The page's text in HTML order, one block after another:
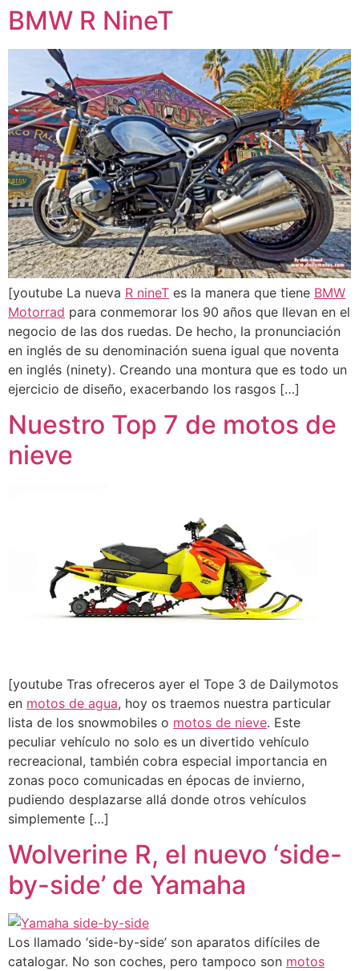
BMW R NineT
[youtube La nueva R nineT es la manera que tiene BMW
Motorrad para conmemorar los 90 años que llevan en el
negocio de las dos ruedas. De hecho, la pronunciación
en inglés de su denominación suena igual que noventa
en inglés (ninety). Creando una montura que es todo un
ejercicio de diseño, exacerbando los rasgos […]
Nuestro Top 7 de motos de
nieve
[youtube Tras ofreceros ayer el Tope 3 de Dailymotos
en motos de agua, hoy os traemos nuestra particular
lista de los snowmobiles o motos de nieve. Este
peculiar vehículo no solo es un divertido vehículo
recreacional, también cobra especial importancia en
zonas poco comunicadas en épocas de invierno,
pudiendo desplazarse allá donde otros vehículos
simplemente […]
Wolverine R, el nuevo ‘side-
by-side’ de Yamaha
Los llamado ‘side-by-side’ son aparatos difíciles de
catalogar. No son coches, pero tampoco son motos